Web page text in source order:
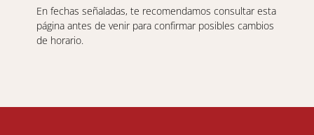
En fechas señaladas, te recomendamos consultar esta
página antes de venir para confirmar posibles cambios
de horario.